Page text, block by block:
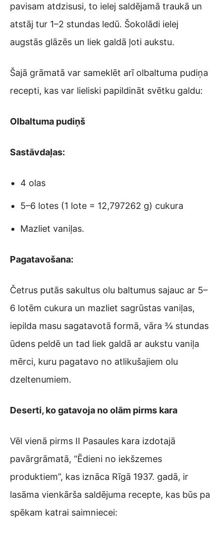
pavisam atdzisusi, to ielej saldējamā traukā un
atstāj tur 1–2 stundas ledū. Šokolādi ielej
augstās glāzēs un liek galdā ļoti aukstu.
Šajā grāmatā var sameklēt arī olbaltuma pudiņa
recepti, kas var lieliski papildināt svētku galdu:
Olbaltuma pudiņš
Sastāvdaļas:
4 olas
5­–6 lotes (1 lote = 12,797262 g) cukura
Mazliet vaniļas.
Pagatavošana:
Četrus putās sakultus olu baltumus sajauc ar 5–
6 lotēm cukura un mazliet sagrūstas vaniļas,
iepilda masu sagatavotā formā, vāra ¾ stundas
ūdens peldē un tad liek galdā ar aukstu vaniļa
mērci, kuru pagatavo no atlikušajiem olu
dzeltenumiem.
Deserti, ko gatavoja no olām pirms kara
Vēl vienā pirms II Pasaules kara izdotajā
pavārgrāmatā, “Ēdieni no iekšzemes
produktiem”, kas iznāca Rīgā 1937. gadā, ir
lasāma vienkārša saldējuma recepte, kas būs pa
spēkam katrai saimniecei: